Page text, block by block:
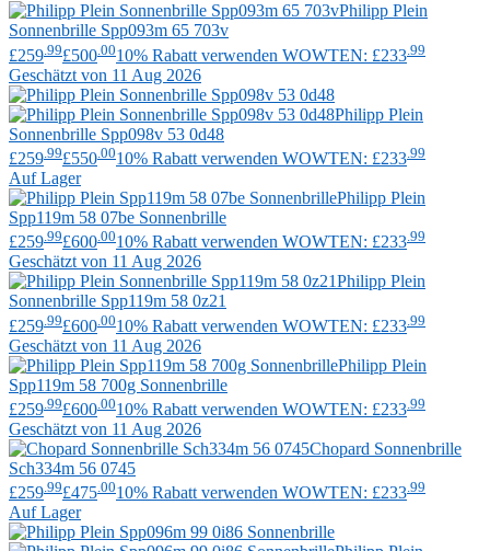
Philipp Plein
Sonnenbrille Spp093m 65 703v
£259 .99£500 .0010% Rabatt verwenden WOWTEN: £233 .99
Geschätzt von 11 Aug 2026
Philipp Plein
Sonnenbrille Spp098v 53 0d48
£259 .99£550 .0010% Rabatt verwenden WOWTEN: £233 .99
Auf Lager
Philipp Plein
Spp119m 58 07be Sonnenbrille
£259 .99£600 .0010% Rabatt verwenden WOWTEN: £233 .99
Geschätzt von 11 Aug 2026
Philipp Plein
Sonnenbrille Spp119m 58 0z21
£259 .99£600 .0010% Rabatt verwenden WOWTEN: £233 .99
Geschätzt von 11 Aug 2026
Philipp Plein
Spp119m 58 700g Sonnenbrille
£259 .99£600 .0010% Rabatt verwenden WOWTEN: £233 .99
Geschätzt von 11 Aug 2026
Chopard Sonnenbrille
Sch334m 56 0745
£259 .99£475 .0010% Rabatt verwenden WOWTEN: £233 .99
Auf Lager